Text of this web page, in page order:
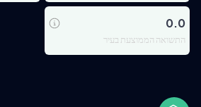
0.0
התשואה הממוצעת בעיר